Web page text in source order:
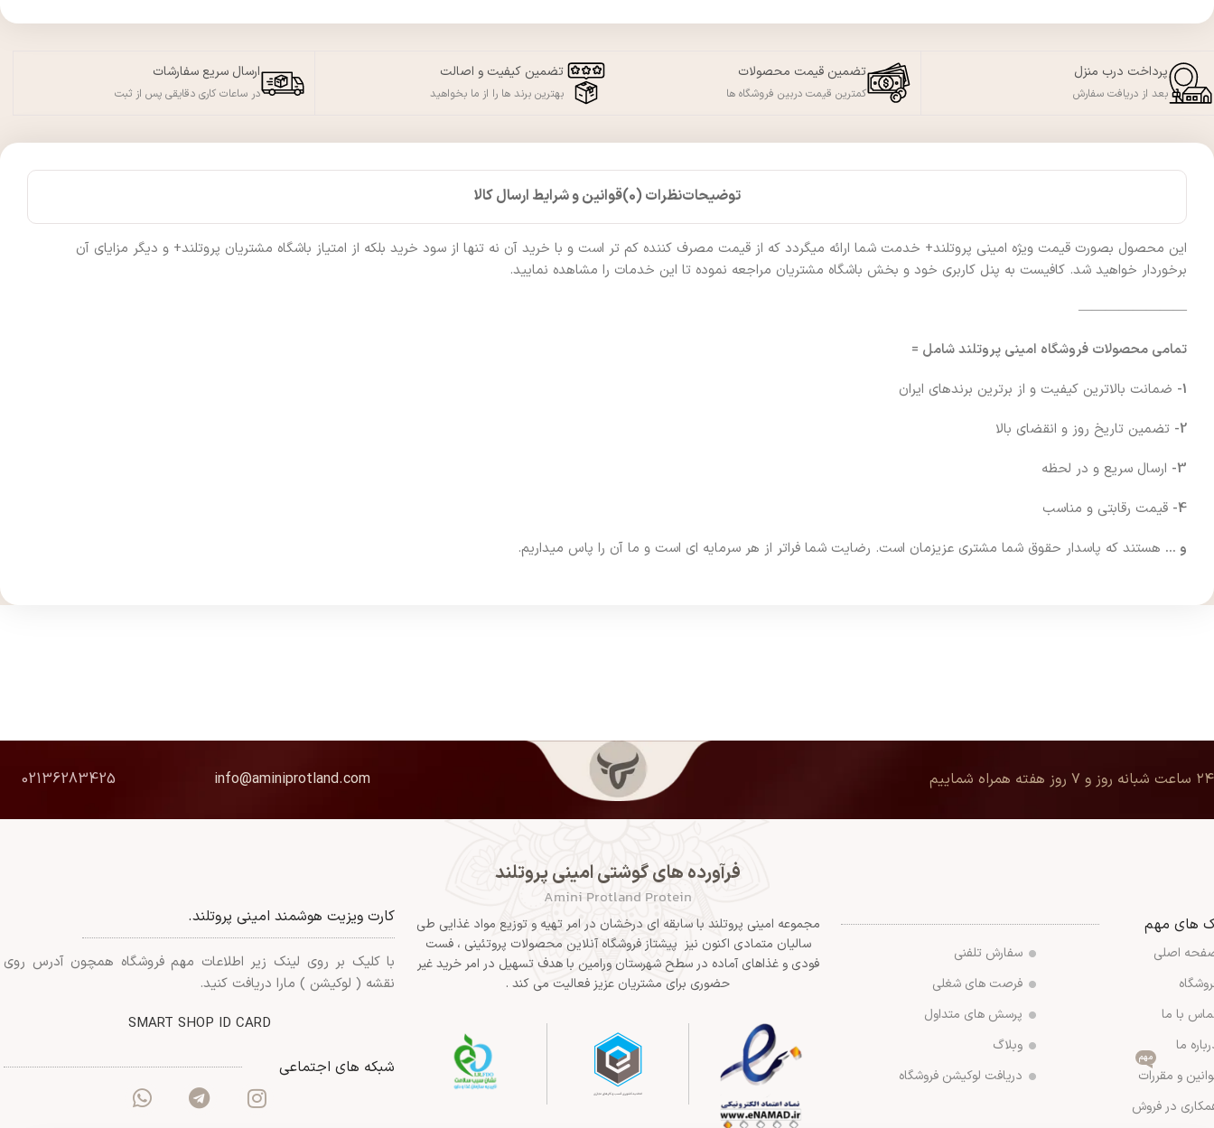
پرداخت درب منزل
بعد از دریافت سفارش
تضمین قیمت محصولات
کمترین قیمت دربین فروشگاه ها
تضمین کیفیت و اصالت
بهترین برند ها را از ما بخواهید
ارسال سریع سفارشات
در ساعات کاری دقایقی پس از ثبت
توضیحاتنظرات (0) قوانین و شرایط ارسال کالا
این محصول بصورت قیمت ویژه امینی پروتلند+ خدمت شما ارائه میگردد که از قیمت مصرف کننده کم تر است و با خرید آن نه تنها از سود خرید بلکه از امتیاز باشگاه مشتریان پروتلند+ و دیگر مزایای آن
برخوردار خواهید شد. کافیست به پنل کاربری خود و بخش باشگاه مشتریان مراجعه نموده تا این خدمات را مشاهده نمایید.
————————
تمامی محصولات فروشگاه امینی پروتلند شامل =
1- ضمانت بالاترین کیفیت و از برترین برندهای ایران
2- تضمین تاریخ روز و انقضای بالا
3- ارسال سریع و در لحظه
4- قیمت رقابتی و مناسب
و … هستند که پاسدار حقوق شما مشتری عزیزمان است. رضایت شما فراتر از هر سرمایه ای است و ما آن را پاس میداریم.
۲۴ ساعت شبانه روز و ۷ روز هفته همراه شماییم info@aminiprotland.com
02136283425
های مهم
اصلی
با ما
ما
و مقررات
مهم
در فروش
سفارش تلفنی
فرصت های شغلی
پرسش های متداول
وبلاگ
دریافت لوکیشن فروشگاه
فرآورده های گوشتی امینی پروتلند
Amini Protland Protein
مجموعه امینی پروتلند با سابقه ای درخشان در امر تهیه و توزیع مواد غذایی طی
سالیان متمادی اکنون نیز پیشتاز فروشگاه آنلاین محصولات پروتئینی ، فست
فودی و غذاهای آماده در سطح شهرستان ورامین با هدف تسهیل در امر خرید غیر
حضوری برای مشتریان عزیز فعالیت می کند .
کارت ویزیت هوشمند امینی پروتلند.
با کلیک بر روی لینک زیر اطلاعات مهم فروشگاه همچون آدرس روی
نقشه ( لوکیشن ) مارا دریافت کنید.
SMART SHOP ID CARD
شبکه های اجتماعی